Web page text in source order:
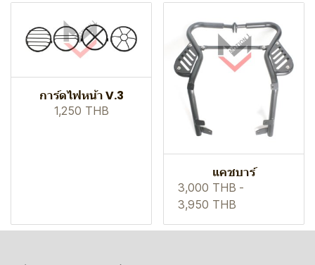
การ์ดไฟหน้า V.3
1,250 THB
แคชบาร์
3,000 THB -
3,950 THB